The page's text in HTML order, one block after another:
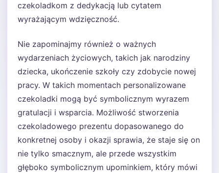
czekoladkom z dedykacją lub cytatem
wyrażającym wdzięczność.
Nie zapominajmy również o ważnych
wydarzeniach życiowych, takich jak narodziny
dziecka, ukończenie szkoły czy zdobycie nowej
pracy. W takich momentach personalizowane
czekoladki mogą być symbolicznym wyrazem
gratulacji i wsparcia. Możliwość stworzenia
czekoladowego prezentu dopasowanego do
konkretnej osoby i okazji sprawia, że staje się on
nie tylko smacznym, ale przede wszystkim
głęboko symbolicznym upominkiem, który mówi